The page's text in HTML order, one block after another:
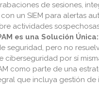
de sesiones,
un SIEM para alertas
actividades
es una Solución Única:
seguridad, pero no
ciberseguridad por sí
como parte de una
que incluya gestión de